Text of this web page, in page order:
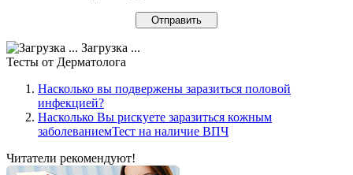
Загрузка ...
Тесты от Дерматолога
Насколько вы подвержены заразиться половой
инфекцией?
Насколько Вы рискуете заразиться кожным
заболеваниемТест на наличие ВПЧ
Читатели рекомендуют!